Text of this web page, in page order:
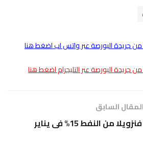
من جريدة البورصة عبر واتس اب اضغط هنا
من جريدة البورصة عبر التليجرام اضغط هنا
المقال السابق
من النفط 15% فى يناير